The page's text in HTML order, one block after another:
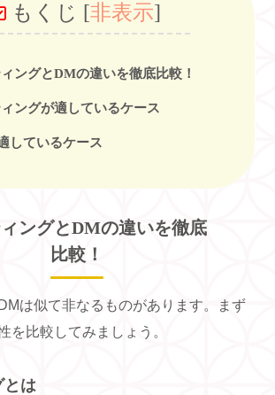
もくじ [非表示]
ングとDMの違いを徹底比較！
ングが適しているケース
しているケース
ングとDMの違いを徹底
比較！
DMは似て非なるものがあります。まず
を比較してみましょう。
とは